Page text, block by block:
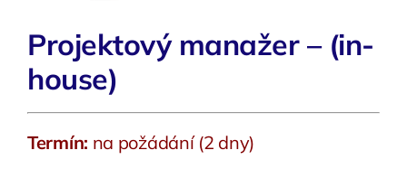
Projektový manažer – (in-
house)
Termín: na požádání (2 dny)